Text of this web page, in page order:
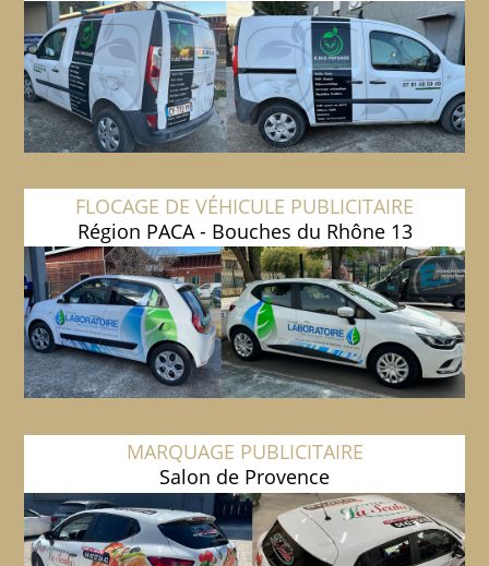
FLOCAGE DE VÉHICULE PUBLICITAIRE
Région PACA - Bouches du Rhône 13
MARQUAGE PUBLICITAIRE
Salon de Provence